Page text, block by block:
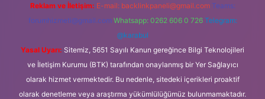
Reklam ve İletişim: E-mail: backlinkpaneli@gmail.com Teams:
forumhizmeti@gmail.com Whatsapp: 0262 606 0 726 Telegram:
@karabul
Yasal Uyarı: Sitemiz, 5651 Sayılı Kanun gereğince Bilgi Teknolojileri
ve İletişim Kurumu (BTK) tarafından onaylanmış bir Yer Sağlayıcı
olarak hizmet vermektedir. Bu nedenle, sitedeki içerikleri proaktif
olarak denetleme veya araştırma yükümlülüğümüz bulunmamaktadır.